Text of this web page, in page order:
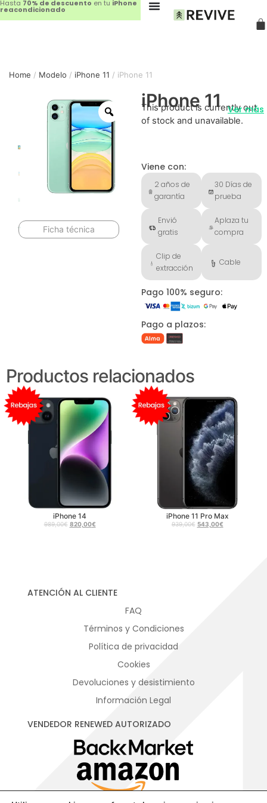
Hasta 70% de descuento en tu iPhone
reacondicionado
Home / Modelo / iPhone 11 / iPhone 11
Ficha técnica
iPhone 11 Ver más
This product is currently out
of stock and unavailable.
Viene con:
2 años de
garantía
30 Días de
prueba
Envió
gratis
Aplaza tu
compra
Clip de
extracción
Cable
Pago 100% seguro:
Pago a plazos:
Productos relacionados
iPhone 14
989,00€ 820,00€
iPhone 11 Pro Max
939,00€ 543,00€
ATENCIÓN AL CLIENTE
FAQ
Términos y Condiciones
Política de privacidad
Cookies
Devoluciones y desistimiento
Información Legal
VENDEDOR RENEWED AUTORIZADO